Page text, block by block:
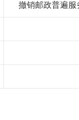
撤销邮政普遍